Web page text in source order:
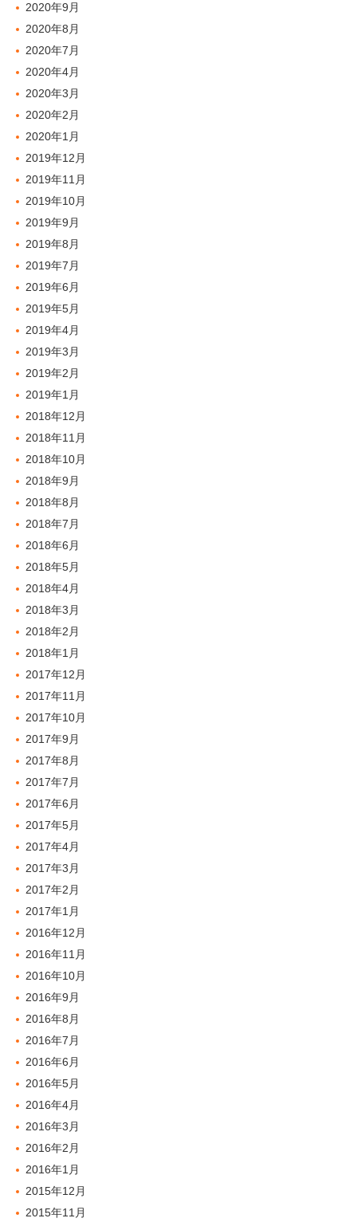
2020年9月
2020年8月
2020年7月
2020年4月
2020年3月
2020年2月
2020年1月
2019年12月
2019年11月
2019年10月
2019年9月
2019年8月
2019年7月
2019年6月
2019年5月
2019年4月
2019年3月
2019年2月
2019年1月
2018年12月
2018年11月
2018年10月
2018年9月
2018年8月
2018年7月
2018年6月
2018年5月
2018年4月
2018年3月
2018年2月
2018年1月
2017年12月
2017年11月
2017年10月
2017年9月
2017年8月
2017年7月
2017年6月
2017年5月
2017年4月
2017年3月
2017年2月
2017年1月
2016年12月
2016年11月
2016年10月
2016年9月
2016年8月
2016年7月
2016年6月
2016年5月
2016年4月
2016年3月
2016年2月
2016年1月
2015年12月
2015年11月